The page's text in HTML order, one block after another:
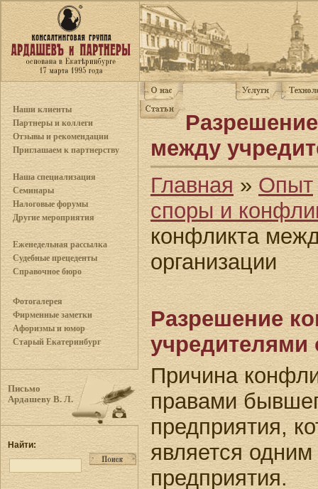
Наши клиенты
Партнеры и коллеги
Отзывы и рекомендации
Приглашаем к партнерству
Наша специализация
Семинары
Налоговые форумы
Другие мероприятия
Еженедельная рассылка
Судебные прецеденты
Справочное бюро
Фотогалерея
Фирменные заметки
Афоризмы и юмор
Старый Екатеринбург
Письмо
Ардашеву В. Л.
Найти:
между
Главная »Опыт
споры и
конфликта
организации
Разрешение
учредителями
Причина
правами
предприятия,
является
предприятия.